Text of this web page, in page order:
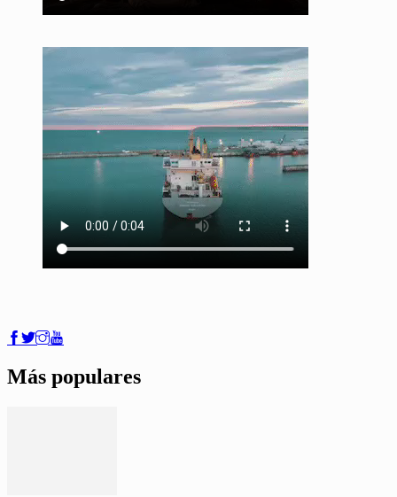
Más populares